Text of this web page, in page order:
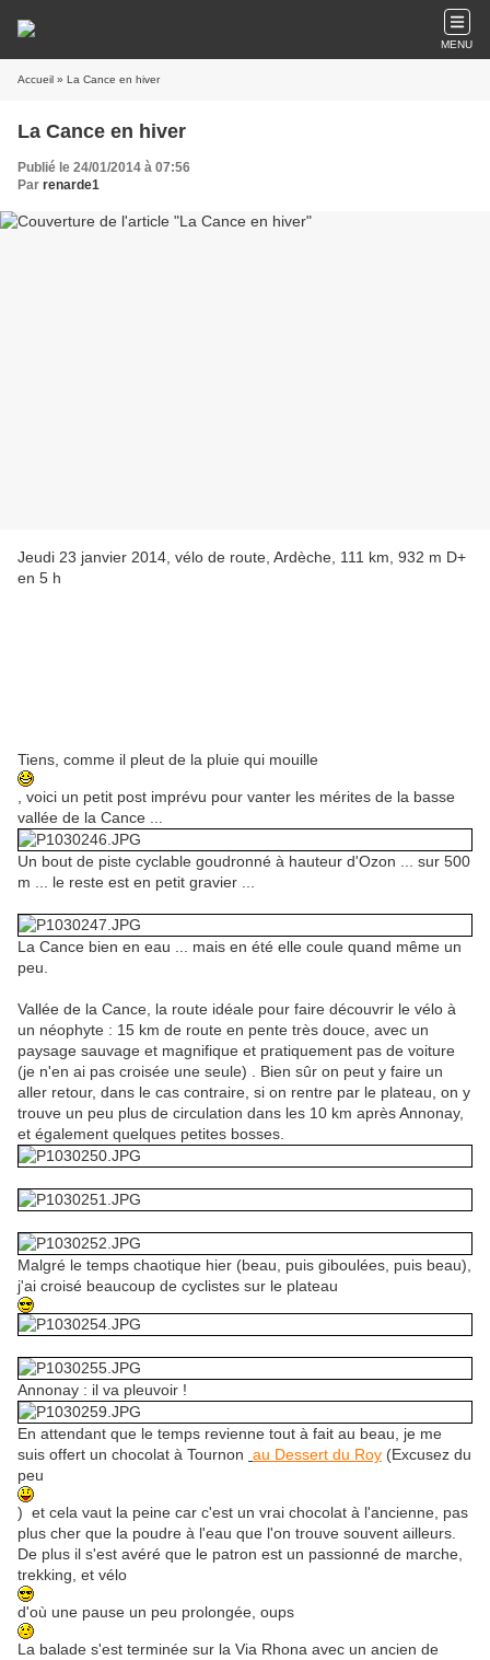
MENU
Accueil » La Cance en hiver
La Cance en hiver
Publié le 24/01/2014 à 07:56
Par renarde1
Jeudi 23 janvier 2014, vélo de route, Ardèche, 111 km, 932 m D+
en 5 h
Tiens, comme il pleut de la pluie qui mouille
, voici un petit post imprévu pour vanter les mérites de la basse
vallée de la Cance ...
Un bout de piste cyclable goudronné à hauteur d'Ozon ... sur 500
m ... le reste est en petit gravier ...
La Cance bien en eau ... mais en été elle coule quand même un
peu.
Vallée de la Cance, la route idéale pour faire découvrir le vélo à
un néophyte : 15 km de route en pente très douce, avec un
paysage sauvage et magnifique et pratiquement pas de voiture
(je n'en ai pas croisée une seule) . Bien sûr on peut y faire un
aller retour, dans le cas contraire, si on rentre par le plateau, on y
trouve un peu plus de circulation dans les 10 km après Annonay,
et également quelques petites bosses.
Malgré le temps chaotique hier (beau, puis giboulées, puis beau),
j'ai croisé beaucoup de cyclistes sur le plateau
Annonay : il va pleuvoir !
En attendant que le temps revienne tout à fait au beau, je me
suis offert un chocolat à Tournon au Dessert du Roy (Excusez du
peu
) et cela vaut la peine car c'est un vrai chocolat à l'ancienne, pas
plus cher que la poudre à l'eau que l'on trouve souvent ailleurs.
De plus il s'est avéré que le patron est un passionné de marche,
trekking, et vélo
d'où une pause un peu prolongée, oups
La balade s'est terminée sur la Via Rhona avec un ancien de